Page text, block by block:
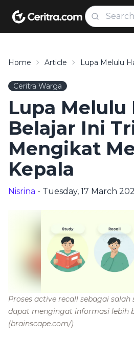
Home Article Lupa Melulu
Ceritra Warga
Lupa Melulu
Belajar Ini
Mengikat
Kepala
Nisrina - Tuesday, 17 March
Proses active recall sebagai
dapat mengingat informasi lebih
(brainscape.com/)